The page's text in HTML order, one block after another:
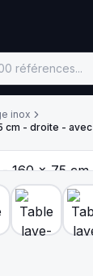
inox
cm - droite -